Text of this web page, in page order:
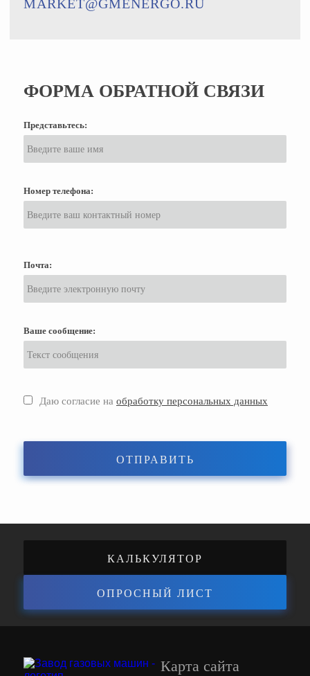
ФОРМА ОБРАТНОЙ СВЯЗИ
Представьтесь:
Номер телефона:
Почта:
Ваше сообщение:
Даю согласие на обработку персональных данных
ОТПРАВИТЬ
MARKET@GMENERGO.RU
КАЛЬКУЛЯТОР
ЭНЕРГОЭФФЕКТИВНОСТИ
ОПРОСНЫЙ ЛИСТ
Карта сайта